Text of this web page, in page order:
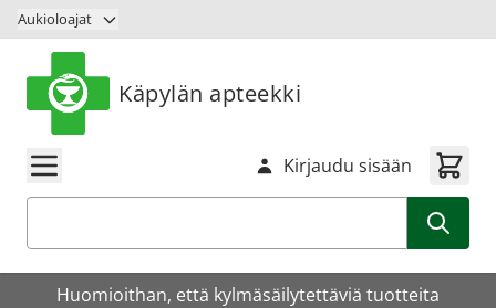
Siirry sisältöön
Aukioloajat
Käpylän apteekki
Kirjaudu sisään
Huomioithan, että kylmäsäilytettäviä tuotteita